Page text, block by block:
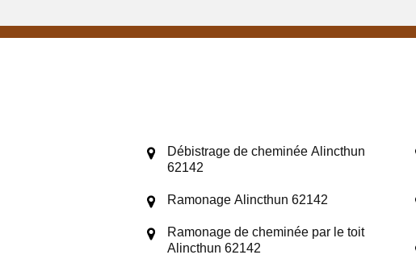
Débistrage de cheminée Alincthun
62142
Ramonage Alincthun 62142
Ramonage de cheminée par le toit
Alincthun 62142